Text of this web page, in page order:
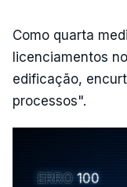
Como quarta
licenciamentos
edificação,
processos".
ERRO 100